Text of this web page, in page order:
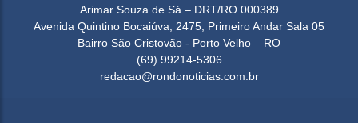
Arimar Souza de Sá – DRT/RO 000389
Avenida Quintino Bocaiúva, 2475, Primeiro Andar Sala 05
Bairro São Cristovão - Porto Velho – RO
(69) 99214-5306
redacao@rondonoticias.com.br